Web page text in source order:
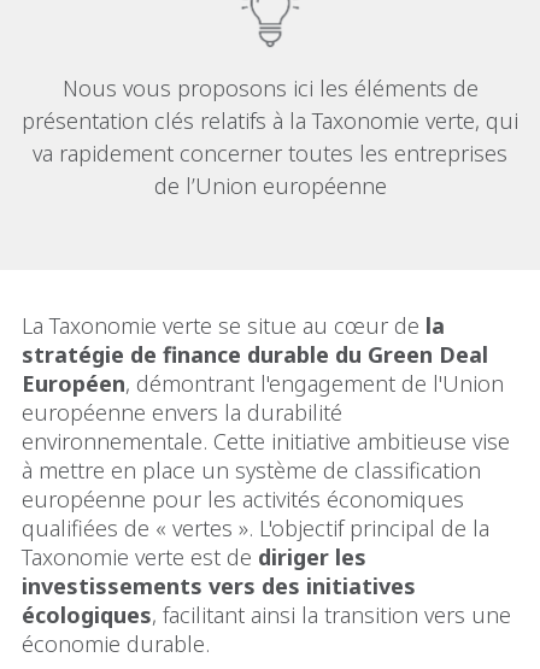
Nous vous proposons ici les éléments de
présentation clés relatifs à la Taxonomie verte, qui
va rapidement concerner toutes les entreprises
de l’Union européenne
La Taxonomie verte se situe au cœur de la
stratégie de finance durable du Green Deal
Européen, démontrant l'engagement de l'Union
européenne envers la durabilité
environnementale. Cette initiative ambitieuse vise
à mettre en place un système de classification
européenne pour les activités économiques
qualifiées de « vertes ». L'objectif principal de la
Taxonomie verte est de diriger les
investissements vers des initiatives
écologiques, facilitant ainsi la transition vers une
économie durable.